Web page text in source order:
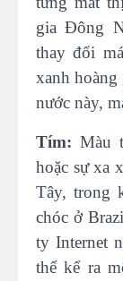
gia Đông
thay đổi
xanh hoàng
nước này,
Tím: Màu
hoặc sự xa
Tây, trong
chóc ở
ty Internet
thể kể ra